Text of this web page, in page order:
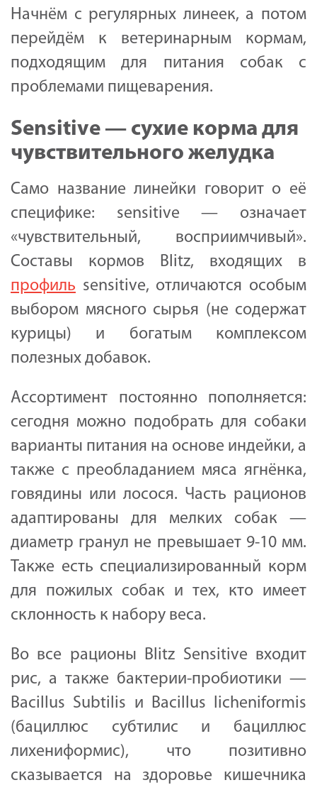
Начнём с регулярных линеек, а потом
перейдём к ветеринарным кормам,
подходящим для питания собак с
проблемами пищеварения.
Sensitive — сухие корма для
чувствительного желудка
Само название линейки говорит о её
специфике: sensitive — означает
«чувствительный, восприимчивый».
Составы кормов Blitz, входящих в
профиль sensitive, отличаются особым
выбором мясного сырья (не содержат
курицы) и богатым комплексом
полезных добавок.
Ассортимент постоянно пополняется:
сегодня можно подобрать для собаки
варианты питания на основе индейки, а
также с преобладанием мяса ягнёнка,
говядины или лосося. Часть рационов
адаптированы для мелких собак —
диаметр гранул не превышает 9-10 мм.
Также есть специализированный корм
для пожилых собак и тех, кто имеет
склонность к набору веса.
Во все рационы Blitz Sensitive входит
рис, а также бактерии-пробиотики —
Bacillus Subtilis и Bacillus licheniformis
(бациллюс субтилис и бациллюс
лихениформис), что позитивно
сказывается на здоровье кишечника